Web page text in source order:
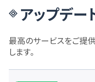
アップデー
最高のサービスをご提
します。